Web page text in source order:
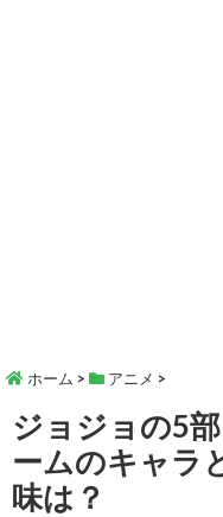
ホーム > アニメ >
ジョジョの5
ームのキャラ
味は？